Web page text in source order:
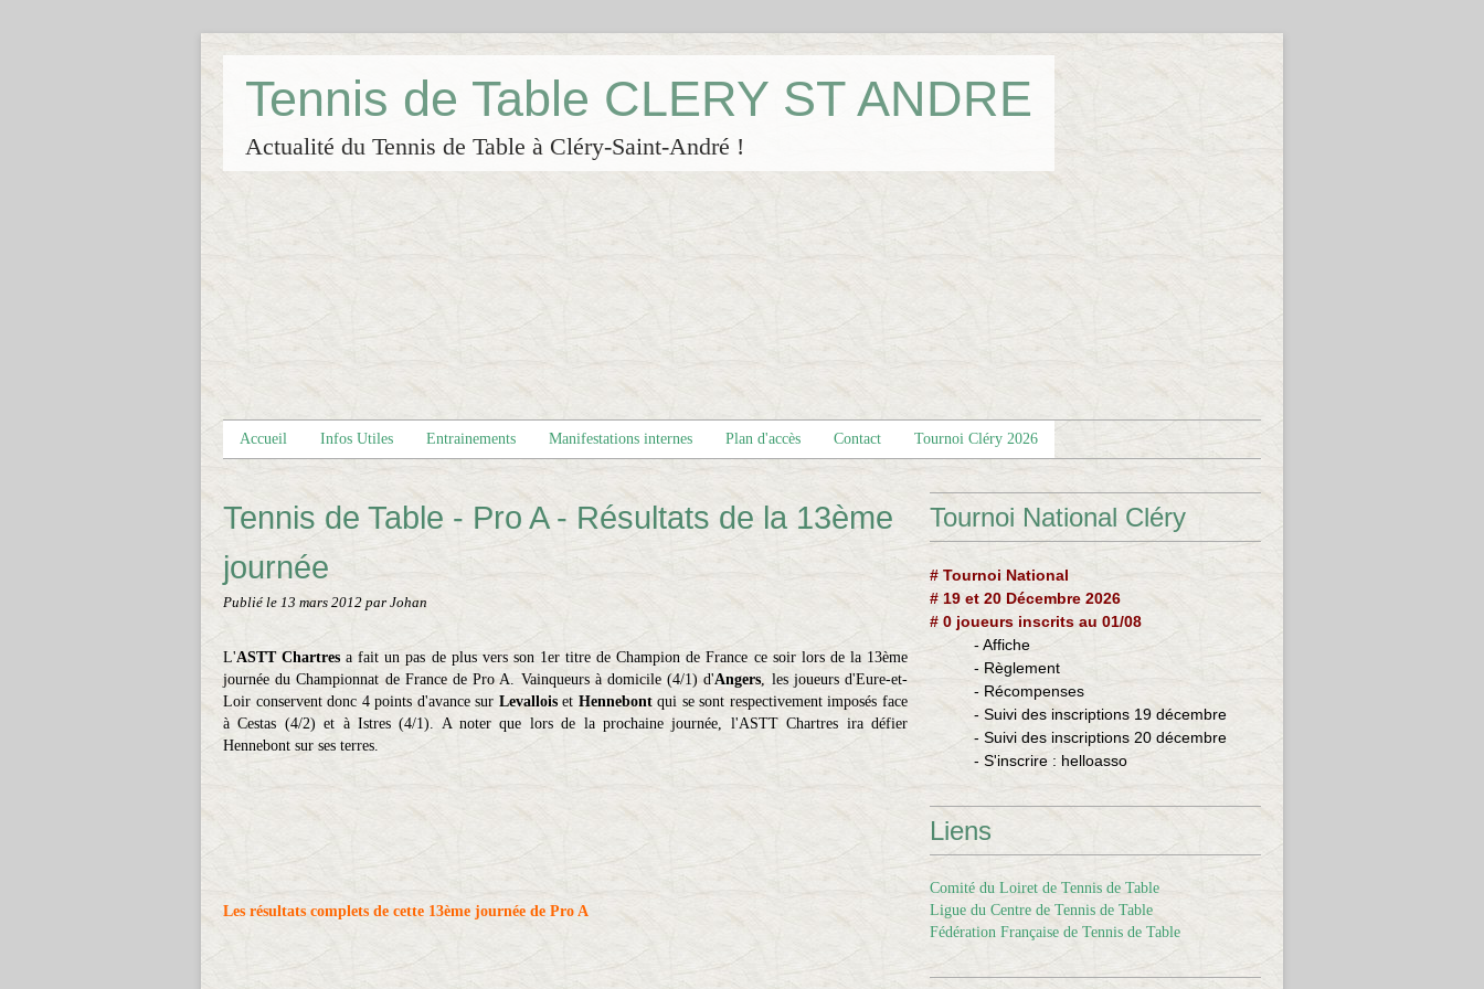
Tennis de Table CLERY ST ANDRE
Actualité du Tennis de Table à Cléry-Saint-André !
Accueil Infos Utiles Entrainements Manifestations internes Plan d'accès Contact Tournoi Cléry 2026
Tennis de Table - Pro A - Résultats de la 13ème
journée
Publié le 13 mars 2012 par Johan
L'ASTT Chartres a fait un pas de plus vers son 1er titre de Champion de France ce soir lors de la 13ème
journée du Championnat de France de Pro A. Vainqueurs à domicile (4/1) d'Angers, les joueurs d'Eure-et-
Loir conservent donc 4 points d'avance sur Levalloiset Hennebontqui se sont respectivement imposés face
à Cestas (4/2) et à Istres (4/1). A noter que lors de la prochaine journée, l'ASTT Chartres ira défier
Hennebont sur ses terres.
Les résultats complets de cette 13ème journée de Pro A
Tournoi National Cléry
# Tournoi National
# 19 et 20 Décembre 2026
# 0 joueurs inscrits au 01/08
- Affiche
- Règlement
- Récompenses
- Suivi des inscriptions 19 décembre
- Suivi des inscriptions 20 décembre
- S'inscrire : helloasso
Liens
Comité du Loiret de Tennis de Table
Ligue du Centre de Tennis de Table
Fédération Française de Tennis de Table